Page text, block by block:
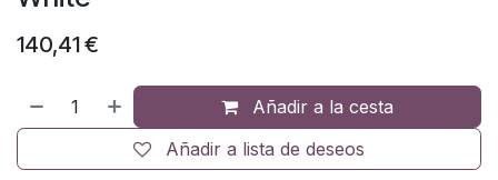
140,41€
Añadir a la cesta
Añadir a lista de deseos